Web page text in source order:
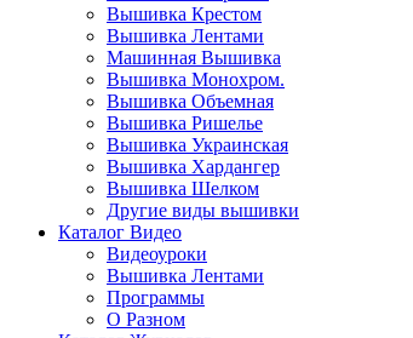
Вышивка Крестом
Вышивка Лентами
Машинная Вышивка
Вышивка Монохром.
Вышивка Объемная
Вышивка Ришелье
Вышивка Украинская
Вышивка Хардангер
Вышивка Шелком
Другие виды вышивки
Каталог Видео
Видеоуроки
Вышивка Лентами
Программы
О Разном